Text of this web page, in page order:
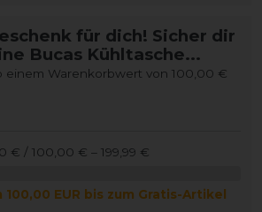
für dich! Sicher dir
Bucas Kühltasche...
einem Warenkorbwert von 100,00 €
€ / 100,00 € – 199,99 €
EUR bis zum Gratis-Artikel